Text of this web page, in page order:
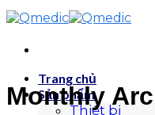
Skip
to
Trang chủ
Sản phẩm
Thiết bị
Monthly